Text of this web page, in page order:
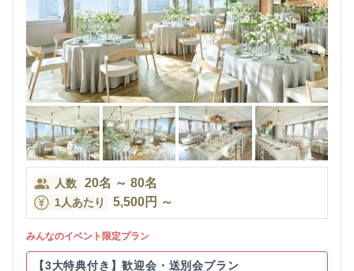
人数 20名 ～ 80名
1人あたり 5,500円 ～
みんなのイベント限定プラン
【3大特典付き】歓迎会・送別会プラン